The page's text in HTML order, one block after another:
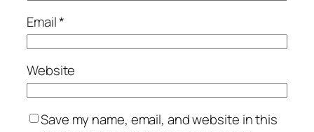
Email*
Website
Save my name, email, and website in this